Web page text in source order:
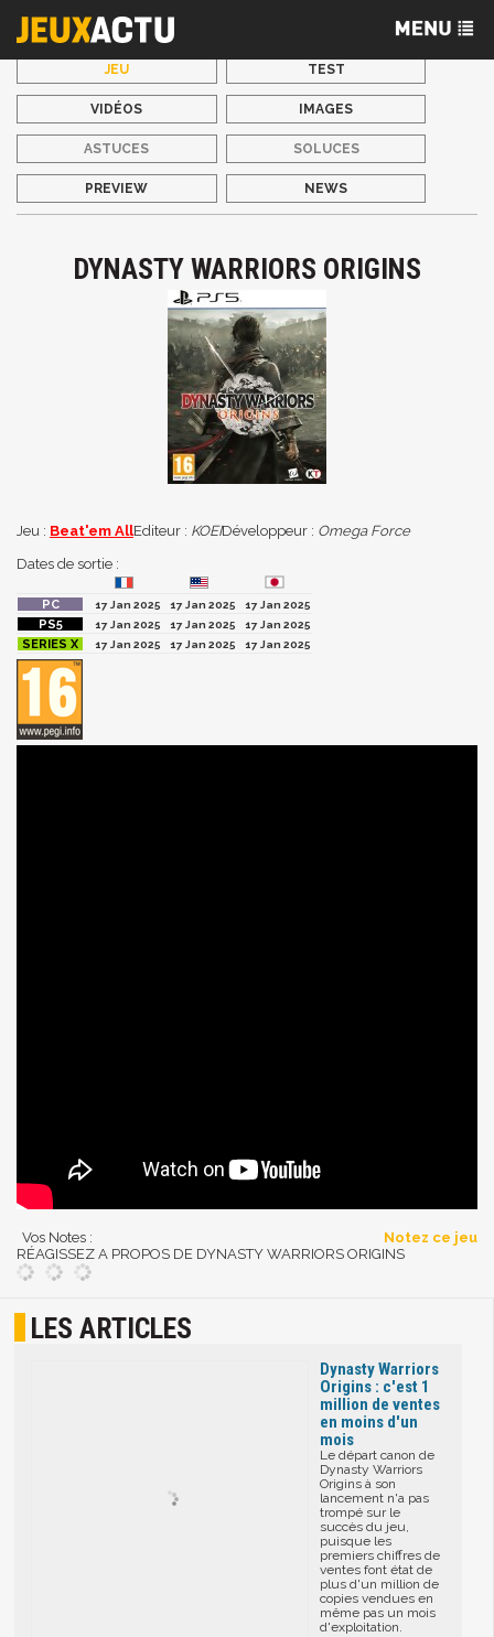
JEU TEST
VIDÉOS IMAGES
ASTUCES SOLUCES
PREVIEW NEWS
DYNASTY WARRIORS ORIGINS
Jeu : Beat'em AllEditeur : KOEIDéveloppeur : Omega Force
Dates de sortie :
17 Jan 2025 17 Jan 2025
17 Jan 2025
17 Jan 2025
17 Jan 2025
17 Jan 2025
17 Jan 2025
17 Jan 2025 17 Jan 2025
Vos Notes :
Notez ce jeu
RÉAGISSEZ A PROPOS DE DYNASTY WARRIORS ORIGINS
LES ARTICLES
Dynasty Warriors
Origins : c'est 1
million de ventes
en moins d'un
mois
Le départ canon de
Dynasty Warriors
Origins à son
lancement n'a pas
trompé sur le
succès du jeu,
puisque les
premiers chiffres de
ventes font état de
plus d'un million de
copies vendues en
même pas un mois
d'exploitation.